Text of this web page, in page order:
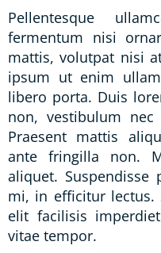
Pellentesque
fermentum nisi
mattis, volutpat nisi
ipsum ut enim
libero porta. Duis
non, vestibulum
Praesent mattis
ante fringilla non.
aliquet.
mi, in efficitur lectus.
elit facilisis
vitae tempor.